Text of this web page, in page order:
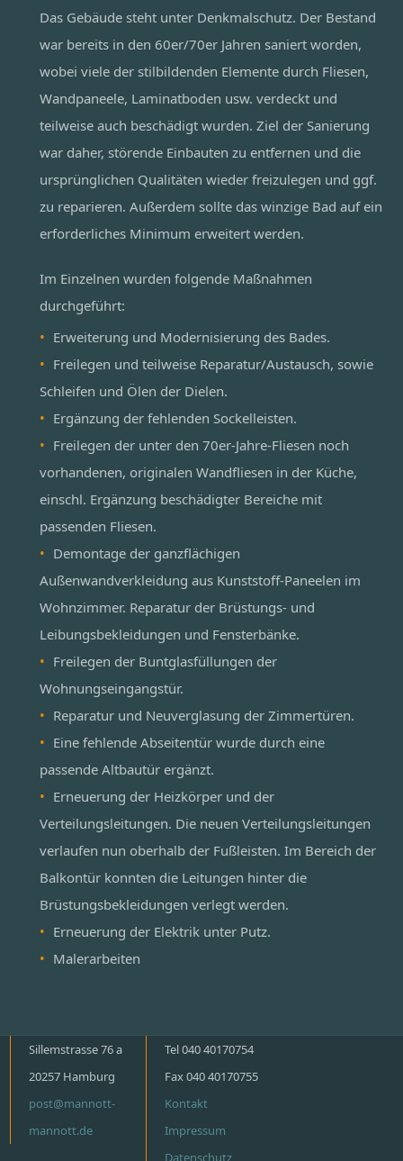
Das Gebäude steht unter Denkmalschutz. Der Bestand
war bereits in den 60er/70er Jahren saniert worden,
wobei viele der stilbildenden Elemente durch Fliesen,
Wandpaneele, Laminatboden usw. verdeckt und
teilweise auch beschädigt wurden. Ziel der Sanierung
war daher, störende Einbauten zu entfernen und die
ursprünglichen Qualitäten wieder freizulegen und ggf.
zu reparieren. Außerdem sollte das winzige Bad auf ein
erforderliches Minimum erweitert werden.
Im Einzelnen wurden folgende Maßnahmen
durchgeführt:
Erweiterung und Modernisierung des Bades.
Freilegen und teilweise Reparatur/Austausch, sowie
Schleifen und Ölen der Dielen.
Ergänzung der fehlenden Sockelleisten.
Freilegen der unter den 70er-Jahre-Fliesen noch
vorhandenen, originalen Wandfliesen in der Küche,
einschl. Ergänzung beschädigter Bereiche mit
passenden Fliesen.
Demontage der ganzflächigen
Außenwandverkleidung aus Kunststoff-Paneelen im
Wohnzimmer. Reparatur der Brüstungs- und
Leibungsbekleidungen und Fensterbänke.
Freilegen der Buntglasfüllungen der
Wohnungseingangstür.
Reparatur und Neuverglasung der Zimmertüren.
Eine fehlende Abseitentür wurde durch eine
passende Altbautür ergänzt.
Erneuerung der Heizkörper und der
Verteilungsleitungen. Die neuen Verteilungsleitungen
verlaufen nun oberhalb der Fußleisten. Im Bereich der
Balkontür konnten die Leitungen hinter die
Brüstungsbekleidungen verlegt werden.
Erneuerung der Elektrik unter Putz.
Malerarbeiten
Sillemstrasse 76 a
20257 Hamburg
post@mannott-
mannott.de
Tel 040 40170754
Fax 040 40170755
Kontakt
Impressum
Datenschutz